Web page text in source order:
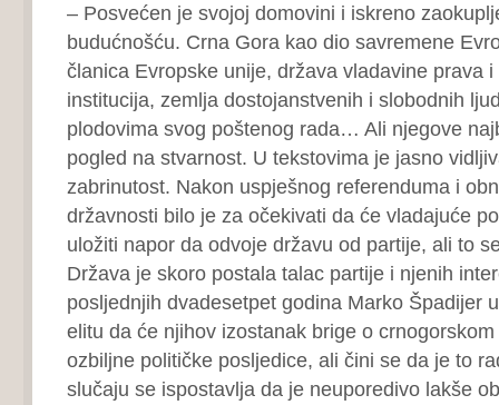
– Posvećen je svojoj domovini i iskreno
budućnošću. Crna Gora kao dio savremene
članica Evropske unije, država vladavine prava
institucija, zemlja dostojanstvenih i slobodnih
plodovima svog poštenog rada… Ali njegove
pogled na stvarnost. U tekstovima je jasno
zabrinutost. Nakon uspješnog referenduma i
državnosti bilo je za očekivati da će vladajuće
uložiti napor da odvoje državu od partije, ali to
Država je skoro postala talac partije i njenih
posljednjih dvadesetpet godina Marko Špadijer
elitu da će njihov izostanak brige o
ozbiljne političke posljedice, ali čini se da je to
slučaju se ispostavlja da je neuporedivo lakše